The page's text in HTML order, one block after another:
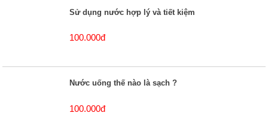
Sử dụng nước hợp lý và tiết kiệm
100.000đ
Nước uống thế nào là sạch ?
100.000đ